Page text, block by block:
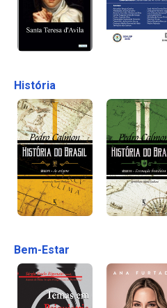
História
Bem-Estar